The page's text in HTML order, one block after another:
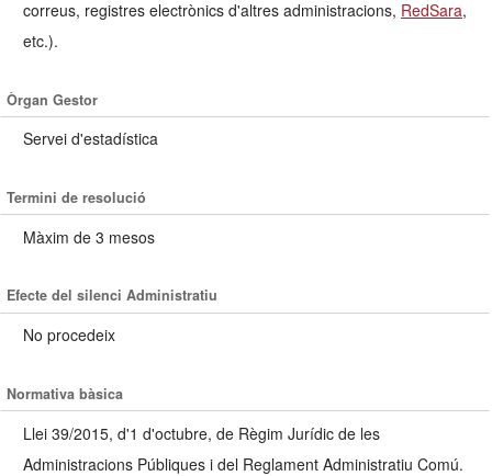
correus, registres electrònics d'altres administracions, RedSara,
etc.).
Òrgan Gestor
Servei d'estadística
Termini de resolució
Màxim de 3 mesos
Efecte del silenci Administratiu
No procedeix
Normativa bàsica
Llei 39/2015, d'1 d'octubre, de Règim Jurídic de les
Administracions Públiques i del Reglament Administratiu Comú.